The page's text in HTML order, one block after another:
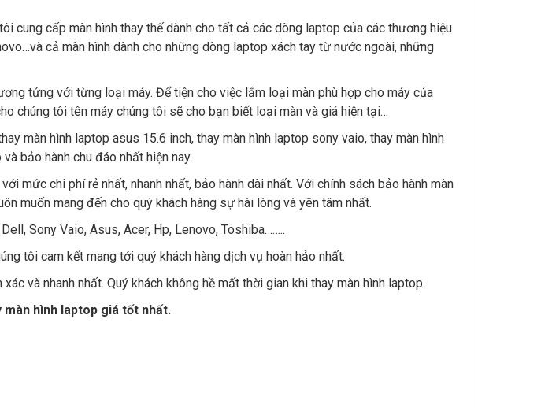
cung cấp màn hình thay thế dành cho tất cả các dòng laptop của các thương hiệu
cả màn hình dành cho những dòng laptop xách tay từ nước ngoài, những
tứng với từng loại máy. Để tiện cho việc lắm loại màn phù hợp cho máy của
chúng tôi tên máy chúng tôi sẽ cho bạn biết loại màn và giá hiện tại…
màn hình laptop asus 15.6 inch, thay màn hình laptop sony vaio, thay màn hình
bảo hành chu đáo nhất hiện nay.
mức chi phí rẻ nhất, nhanh nhất, bảo hành dài nhất. Với chính sách bảo hành màn
muốn mang đến cho quý khách hàng sự hài lòng và yên tâm nhất.
Sony Vaio, Asus, Acer, Hp, Lenovo, Toshiba……..
tôi cam kết mang tới quý khách hàng dịch vụ hoàn hảo nhất.
và nhanh nhất. Quý khách không hề mất thời gian khi thay màn hình laptop.
màn hình laptop giá tốt nhất.